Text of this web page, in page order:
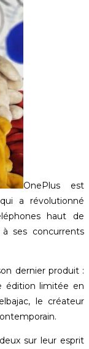
OnePlus est
a révolutionné
haut de
ses concurrents
dernier produit :
édition limitée en
le créateur
sur leur esprit